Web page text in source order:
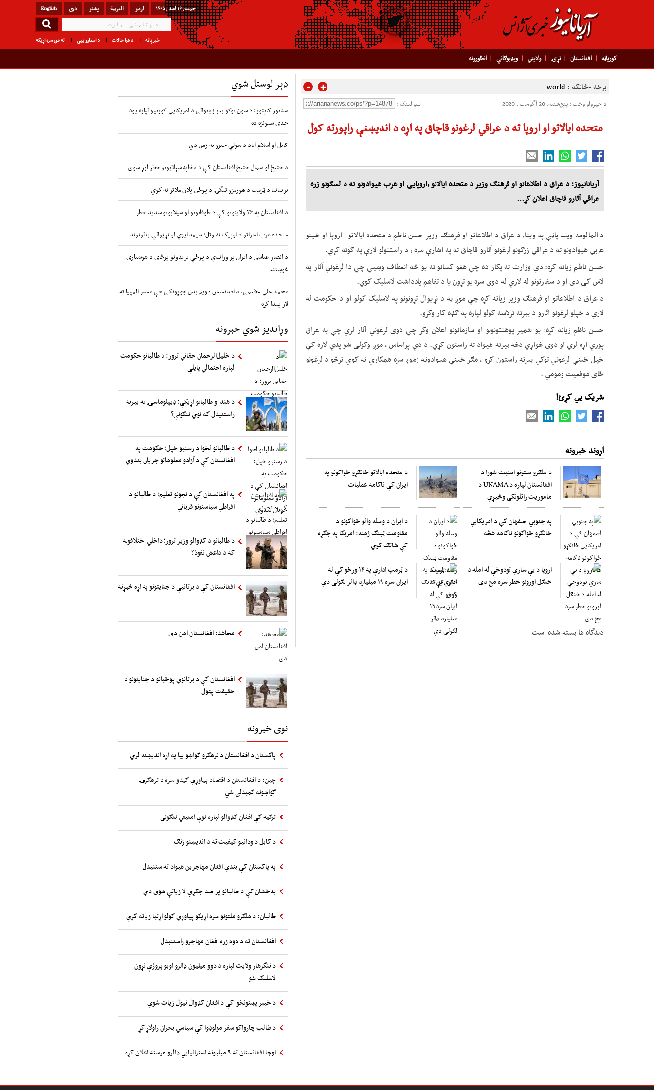
English دری پشتو العربیة اردو جمعه, ۱۶ اسد , ۱۴۰۵
له موږ سره اړیکه د اسعارو بیې د هوا حالات خبرپاڼه
کورپاڼه افغانستان نړۍ ولایتي ویډیوګانې انځورونه
برخه -څانګه : world
- +
د خپرولو وخت : پنج‌شنبه, 20 آگوست , 2020 لنډ لینک :
متحده ایالاتو او اروپا ته د عراقي لرغونو قاچاق په اړه د اندیښنې راپورته کول
آریانانیوز: د عراق د اطلاعاتو او فرهنګ وزیر د متحده ایالاتو ،اروپایی او عرب هیوادونو ته د لسګونو زره
عراقي آثارو قاچاق اعلان کړ...
د المالومه ویب پاڼې په وینا، د عراق د اطلاعاتو او فرهنګ وزیر حسن ناظم د متحده ایالاتو ، اروپا او ځینو
عربي هیوادونو ته د عراقي زرګونو لرغونو آثارو قاچاق ته په اشارې سره ، د راستنولو لارې په ګوته کړې.
حسن ناظم زیاته کړه: دې وزارت ته پکار ده چې هغو کسانو ته یو څه انعطاف وښیې چې دا لرغوني آثار په
لاس کی دی او د سفارتونو له لارې له دوی سره یو تړون یا د تفاهم یادداشت لاسلیک کوي.
د عراق د اطلاعاتو او فرهنګ وزیر زیاته کړه چې موږ به د نړیوال تړونونو په لاسلیک کولو او د حکومت له
لارې د خپلو لرغونو آثارو د بیرته ترلاسه کولو لپاره په ګډه کار وکړو.
حسن ناظم زیاته کړه: یو شمیر پوهنتونونو او سازمانونو اعلان وکړ چې دوی لرغوني آثار لري چې په عراق
پورې اړه لري او دوی غواړي دغه بیرته هیواد ته راستون کړي. د دې پراساس ، موږ وکولی شو پدې لاره کې
خپل ځینې لرغوني توکي بیرته راستون کړو ، مګر ځینې هیوادونه زموږ سره همکاري نه کوي ترڅو د لرغونو
ځای موقعیت ومومي .
شریک یي کړئ!
اړوند خبرونه
د ملګرو ملتونو امنیت شورا د
افغانستان لپاره د UNAMA د
ماموریت راتلونکی وڅیړي
د متحده ایالاتو ځانګړو ځواکونو په
ایران کې ناکامه عملیات
په جنوبي اصفهان کې د امریکایي
ځانګړو ځواکونو ناکامه هڅه
د ايران د وسله والو ځواکونو د
مقاومت ټینګ ژمنه: امريکا په جګړه
کې شاتګ کوي
اروپا د بې ساري تودوخې له امله د
ځنګل اورونو خطر سره مخ دی
د ټرمپ ادارې په ۱۴ ورځو کې له
ایران سره ۱۹ میلیارد ډالر لګولی دي
دیدگاه ها بسته شده است
ډېر لوستل شوي
سناتور کاپتور: د سون توکو بیو زیاتوالی د امریکایي کورنیو لپاره یوه
جدي ستونزه ده
کابل او اسلام اباد د سولې خبرو ته ژمن دي
د ختیځ او شمال ختیځ افغانستان کې د ناڅاپه سېلابونو خطر لوړ شوی
بریتانیا د ټرمپ د هورمزو تنگۍ د پوځي پلان ملاتړ نه کوي
د افغانستان په ۲۶ ولایتونو کې د طوفانونو او سیلابونو شدید خطر
متحده عرب اماراتو د اوپیک نه وتل؛ سیمه ایزې او نړیوالې بدلونونه
د انصار عباسي د ایران پر وړاندې د پوځې بریدونو پرځای د هوښیارۍ
غوښتنه
محمد علي عظیمی: د افغانستان دویم بدن جوړونکی چې مستر المپیا ته
لار پیدا کړه
وړاندیز شوي خبرونه
د خلیل‌الرحمان حقاني ترور: د طالبانو حکومت
لپاره احتمالي پایلې
د هند او طالبانو اړیکې؛ ډیپلوماسۍ ته بیرته
راستنیدل که نوي ننګونې؟
د طالبانو لخوا د رسنیو ځپل؛ حکومت په
افغانستان کې د آزادو معلوماتو جریان بندوي
په افغانستان کې د نجونو تعلیم؛ د طالبانو د
افراطي سیاستونو قرباني
د طالبانو د کډوالو وزیر ترور؛ داخلي اختلافونه
که د داعش نفوذ؟
افغانستان کې د برتانیې د جنایتونو په اړه څیړنه
مجاهد: افغانستان امن دی
افغانستان کې د برتانوي پوځیانو د جنایتونو د
حقیقت پټول
نوی خبرونه
پاکستان د افغانستان د ترهګرو ګواښو بیا په اړه اندیښنه لري
چین: د افغانستان د اقتصاد پیاوړي کیدو سره د ترهګرۍ
ګواښونه کمیدلی شي
ترکیه کې افغان کډوالو لپاره نوې امنیتي ننګونې
د کابل د ودانیو کیفیت ته د اندیښنو زنګ
په پاکستان کې بندي افغان مهاجرین هیواد ته ستنیدل
بدخشان کې د طالبانو پر ضد جګړې لا زیاتې شوی دي
طالبان: د ملګرو ملتونو سره اړیکو پیاوړي کولو اړتیا زیاته کړې
افغانستان ته د دوه زره افغان مهاجرو راستنېدل
د ننگرهار ولایت لپاره د دوو میلیون ډالرو اوبو پروژې تړون
لاسلیک شو
د خیبر پښتونخوا کې د افغان کډوال نیول زیات شوي
د طالب چارواکو سفر مولوډوا کې سیاسي بحران راولاړ کړ
اوچا افغانستان ته ۹ میلیونه استرالیایي ډالرو مرسته اعلان کړه